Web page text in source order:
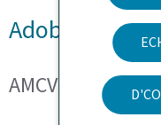
Adobe